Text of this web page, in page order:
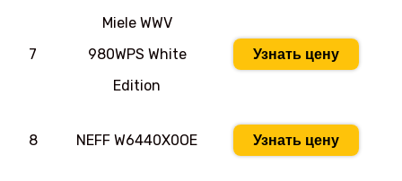
7
Miele WWV
980WPS White
Edition
Узнать цену
8 NEFF W6440X0OE Узнать цену